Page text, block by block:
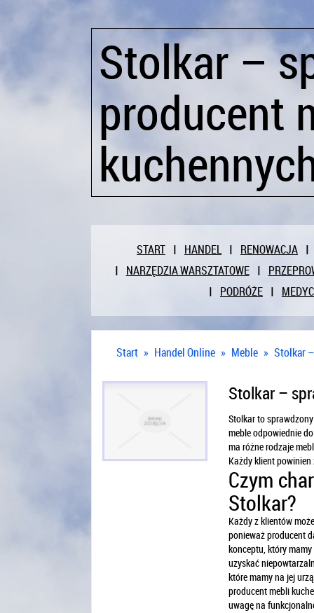
Stolkar –
producent
START HANDEL
RENOWACJA
NARZĘDZIA WARSZTATOWE
PODRÓŻE
Start » Handel Online » Meble » Stolkar
Stolkar –
Stolkar to
meble odpowiednie
ma różne rodzaje
Każdy klient
Czym
Stolkar?
Każdy z klientów
ponieważ producent
konceptu, który
uzyskać
które mamy na jej
producent mebli
uwagę na